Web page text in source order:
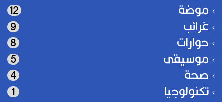
موضة 12
غرائب 9
حوارات 8
موسيقى 5
صحة 4
تكنولوجيا 1